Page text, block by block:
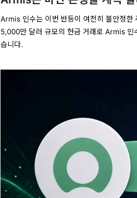
Armis 인수는 이번 반등이 여전히 불안정
5,000만 달러 규모의 현금 거래로 Armis 인
습니다.